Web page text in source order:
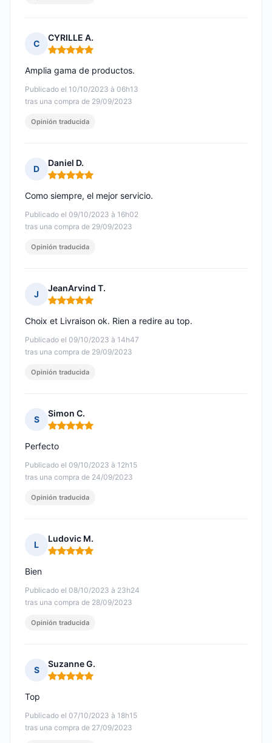
C
CYRILLE A.
Nota: 5 de 5
Publicado el 10/10/2023 à 06h13
tras una compra de 29/09/2023
Amplia gama de productos.
Opinión traducida
D
Daniel D.
Nota: 5 de 5
Publicado el 09/10/2023 à 16h02
tras una compra de 29/09/2023
Como siempre, el mejor servicio.
Opinión traducida
J
JeanArvind T.
Nota: 5 de 5
Publicado el 09/10/2023 à 14h47
tras una compra de 29/09/2023
Choix et Livraison ok. Rien a redire au top.
Opinión traducida
S
Simon C.
Nota: 5 de 5
Publicado el 09/10/2023 à 12h15
tras una compra de 24/09/2023
Perfecto
Opinión traducida
L
Ludovic M.
Nota: 5 de 5
Publicado el 08/10/2023 à 23h24
tras una compra de 28/09/2023
Bien
Opinión traducida
S
Suzanne G.
Nota: 5 de 5
Publicado el 07/10/2023 à 18h15
tras una compra de 27/09/2023
Top